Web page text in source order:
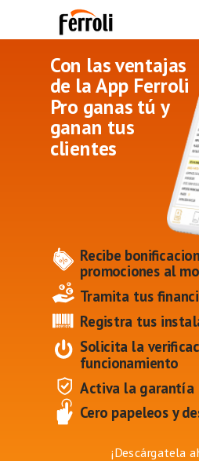
¡Descárgatela
Con las ventajas
de la App Ferroli
Pro ganas tú y
ganan tus
clientes
Recibe
promociones al
Tramita tus
Registra tus
Solicita la
funcionamiento
Activa la garantía
Cero papeleos y